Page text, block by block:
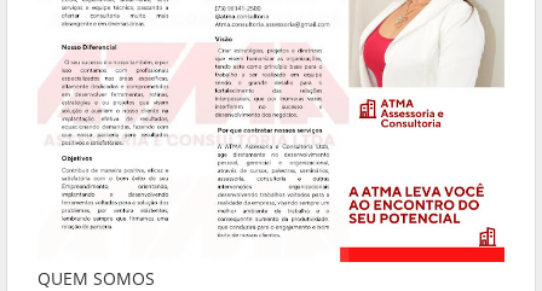
QUEM SOMOS